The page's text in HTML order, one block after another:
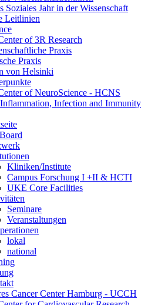
Soziales Jahr in der Wissenschaft
Leitlinien
of 3R Research
Praxis
Praxis
von Helsinki
of NeuroScience - HCNS
Infection and Immunity
Kliniken/Institute
Campus Forschung I +II & HCTI
UKE Core Facilities
Seminare
Veranstaltungen
lokal
national
Cancer Center Hamburg - UCCH